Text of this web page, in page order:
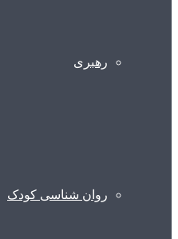
رهبری
روان شناسی کودک